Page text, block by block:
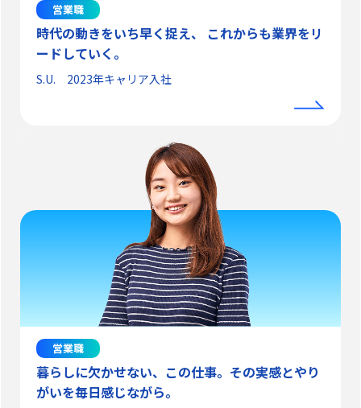
営業職
時代の動きをいち早く捉え、 これからも業界をリ
ードしていく。
S.U. 2023年キャリア入社
営業職
暮らしに欠かせない、この仕事。その実感とやり
がいを毎日感じながら。